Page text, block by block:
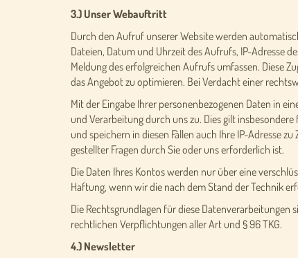
3.) Unser Webauftritt
Durch den Aufruf unserer Website werden
Dateien, Datum und Uhrzeit des Aufrufs, IP-Adresse
Meldung des erfolgreichen Aufrufs umfassen. Diese
das Angebot zu optimieren. Bei Verdacht einer
Mit der Eingabe Ihrer personenbezogenen Daten in
und Verarbeitung durch uns zu. Dies gilt
und speichern in diesen Fällen auch Ihre IP-Adresse
gestellter Fragen durch Sie oder uns erforderlich ist.
Die Daten Ihres Kontos werden nur über eine
Haftung, wenn wir die nach dem Stand der Technik
Die Rechtsgrundlagen für diese
rechtlichen Verpflichtungen aller Art und § 96 TKG.
4.) Newsletter